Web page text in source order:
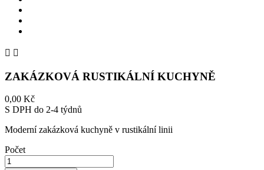
 
ZAKÁZKOVÁ RUSTIKÁLNÍ KUCHYNĚ
0,00 Kč
S DPH do 2-4 týdnů
Moderní zakázková kuchyně v rustikální linii
Počet